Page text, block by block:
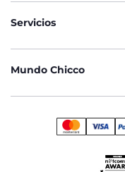
Servicios
Mundo Chicco